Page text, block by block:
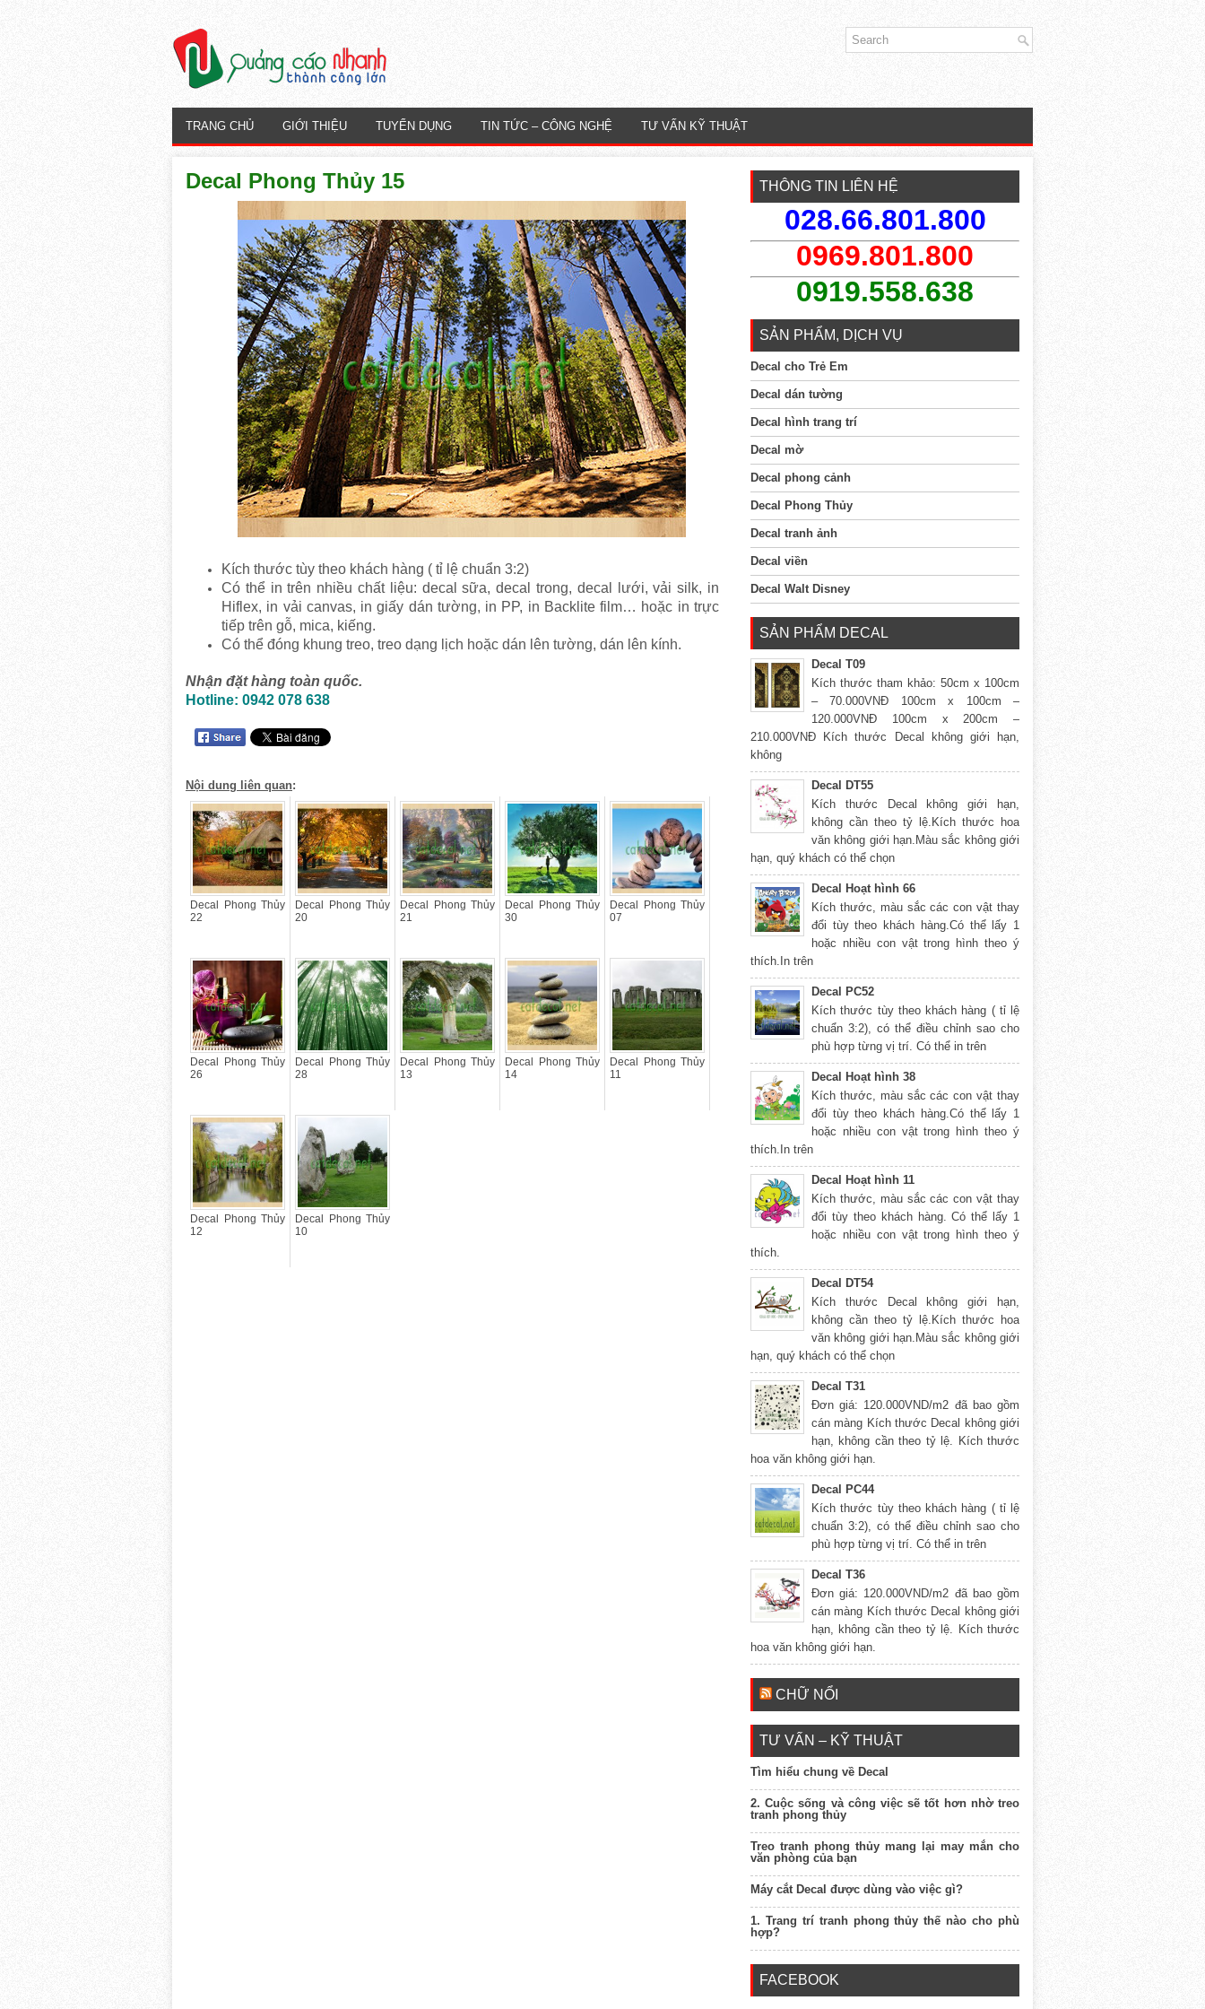
TRANG CHỦ GIỚI THIỆU TUYỂN DỤNG TIN TỨC – CÔNG NGHỆ TƯ VẤN KỸ THUẬT
Decal Phong Thủy 15
Kích thước tùy theo khách hàng ( tỉ lệ chuẩn 3:2)
Có thể in trên nhiều chất liệu: decal sữa, decal trong, decal lưới, vải silk, in
Hiflex, in vải canvas, in giấy dán tường, in PP, in Backlite film… hoặc in trực
tiếp trên gỗ, mica, kiếng.
Có thể đóng khung treo, treo dạng lịch hoặc dán lên tường, dán lên kính.
Nhận đặt hàng toàn quốc.
Hotline: 0942 078 638
Nội dung liên quan:
Decal Phong Thủy
22
Decal Phong Thủy
20
Decal Phong Thủy
21
Decal Phong Thủy
30
Decal Phong Thủy
07
Decal Phong Thủy
26
Decal Phong Thủy
28
Decal Phong Thủy
13
Decal Phong Thủy
14
Decal Phong Thủy
11
Decal Phong Thủy
12
Decal Phong Thủy
10
THÔNG TIN LIÊN HỆ
028.66.801.800
0969.801.800
0919.558.638
SẢN PHẨM, DỊCH VỤ
Decal cho Trẻ Em
Decal dán tường
Decal hình trang trí
Decal mờ
Decal phong cảnh
Decal Phong Thủy
Decal tranh ảnh
Decal viền
Decal Walt Disney
SẢN PHẨM DECAL
Decal T09
Kích thước tham khảo: 50cm x 100cm
– 70.000VNĐ 100cm x 100cm –
120.000VNĐ 100cm x 200cm –
210.000VNĐ Kích thước Decal không giới hạn,
không
Decal DT55
Kích thước Decal không giới hạn,
không cần theo tỷ lệ.Kích thước hoa
văn không giới hạn.Màu sắc không giới
hạn, quý khách có thể chọn
Decal Hoạt hình 66
Kích thước, màu sắc các con vật thay
đổi tùy theo khách hàng.Có thể lấy 1
hoặc nhiều con vật trong hình theo ý
thích.In trên
Decal PC52
Kích thước tùy theo khách hàng ( tỉ lệ
chuẩn 3:2), có thể điều chỉnh sao cho
phù hợp từng vị trí. Có thể in trên
Decal Hoạt hình 38
Kích thước, màu sắc các con vật thay
đổi tùy theo khách hàng.Có thể lấy 1
hoặc nhiều con vật trong hình theo ý
thích.In trên
Decal Hoạt hình 11
Kích thước, màu sắc các con vật thay
đổi tùy theo khách hàng. Có thể lấy 1
hoặc nhiều con vật trong hình theo ý
thích.
Decal DT54
Kích thước Decal không giới hạn,
không cần theo tỷ lệ.Kích thước hoa
văn không giới hạn.Màu sắc không giới
hạn, quý khách có thể chọn
Decal T31
Đơn giá: 120.000VND/m2 đã bao gồm
cán màng Kích thước Decal không giới
hạn, không cần theo tỷ lệ. Kích thước
hoa văn không giới hạn.
Decal PC44
Kích thước tùy theo khách hàng ( tỉ lệ
chuẩn 3:2), có thể điều chỉnh sao cho
phù hợp từng vị trí. Có thể in trên
Decal T36
Đơn giá: 120.000VND/m2 đã bao gồm
cán màng Kích thước Decal không giới
hạn, không cần theo tỷ lệ. Kích thước
hoa văn không giới hạn.
CHỮ NỔI
TƯ VẤN – KỸ THUẬT
Tìm hiểu chung về Decal
2. Cuộc sống và công việc sẽ tốt hơn nhờ treo
tranh phong thủy
Treo tranh phong thủy mang lại may mắn cho
văn phòng của bạn
Máy cắt Decal được dùng vào việc gì?
1. Trang trí tranh phong thủy thế nào cho phù
hợp?
FACEBOOK